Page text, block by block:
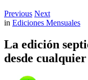
Previous Next
in Ediciones Mensuales
La edición
desde